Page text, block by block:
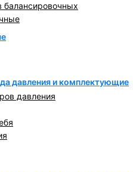
балансировочных
давления и комплектующие
давления